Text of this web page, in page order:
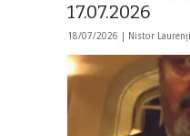
17.07.2026
18/07/2026 | Nistor